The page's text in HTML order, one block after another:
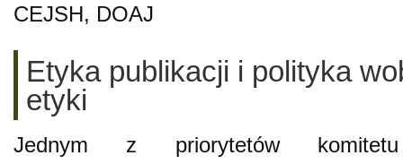
CEJSH, DOAJ
Etyka publikacji i polityka
etyki
Jednym z priorytetów